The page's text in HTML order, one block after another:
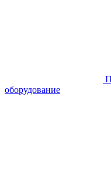
оборудование